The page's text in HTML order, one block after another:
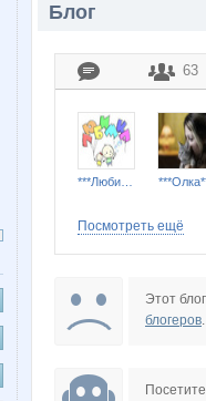
Блог
63
Посмотреть ещё
Этот
блогеров.